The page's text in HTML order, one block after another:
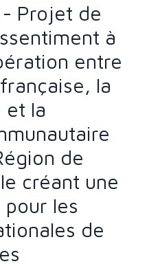
- Projet de
à
entre
la
et la
de
créant une
les
de